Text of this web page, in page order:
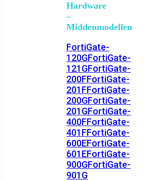
Hardware
–
Middenmodellen
FortiGate-
120GFortiGate-
121GFortiGate-
200FFortiGate-
201FFortiGate-
200GFortiGate-
201GFortiGate-
400FFortiGate-
401FFortiGate-
600EFortiGate-
601EFortiGate-
900GFortiGate-
901G